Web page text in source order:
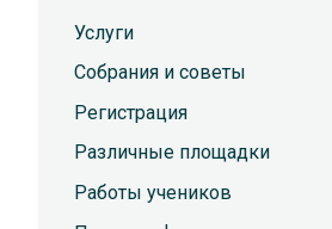
Услуги
Собрания и советы
Регистрация
Различные площадки
Работы учеников